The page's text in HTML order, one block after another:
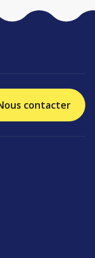
contacter